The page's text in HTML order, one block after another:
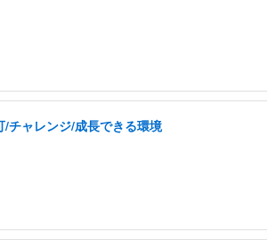
チャレンジ/成長できる環境